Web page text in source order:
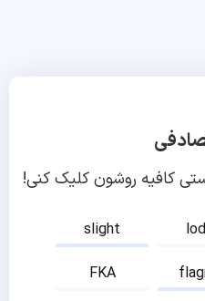
کافیه روشون کلیک کنی!
slight
FKA